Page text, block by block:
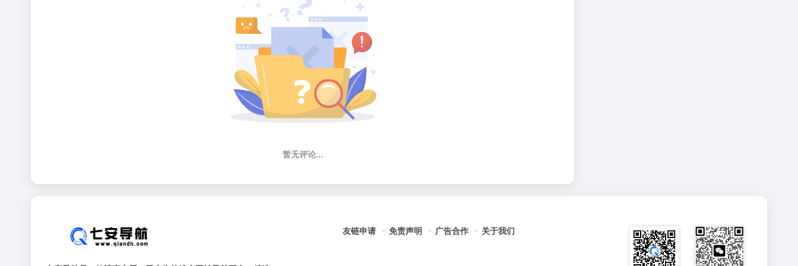
暂无评论...
友链申请 免责声明 广告合作 关于我们